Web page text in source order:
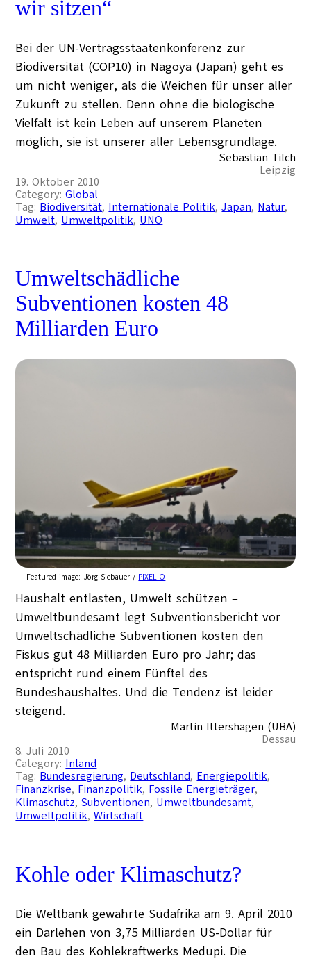
wir sitzen“
Bei der UN-Vertragsstaatenkonferenz zur
Biodiversität (COP10) in Nagoya (Japan) geht es
um nicht weniger, als die Weichen für unser aller
Zukunft zu stellen. Denn ohne die biologische
Vielfalt ist kein Leben auf unserem Planeten
möglich, sie ist unserer aller Lebensgrundlage.
Sebastian Tilch
Leipzig
19. Oktober 2010
Category:Global
Tag: Biodiversität, Internationale Politik, Japan, Natur
Umwelt, Umweltpolitik, UNO
Umweltschädliche
Subventionen kosten 48
Milliarden Euro
Featured image: Jörg Siebauer / PIXELIO
Haushalt entlasten, Umwelt schützen –
Umweltbundesamt legt Subventionsbericht vor
Umweltschädliche Subventionen kosten den
Fiskus gut 48 Milliarden Euro pro Jahr; das
entspricht rund einem Fünftel des
Bundeshaushaltes. Und die Tendenz ist leider
steigend.
Martin Ittershagen (UBA)
Dessau
8. Juli 2010
Category: Inland
Tag: Bundesregierung, Deutschland, Energiepolitik
Finanzkrise, Finanzpolitik, Fossile Energieträger
Klimaschutz, Subventionen, Umweltbundesamt
Umweltpolitik, Wirtschaft
Kohle oder Klimaschutz?
Die Weltbank gewährte Südafrika am 9. April 2010
ein Darlehen von 3,75 Milliarden US-Dollar für
den Bau des Kohlekraftwerks Medupi. Die